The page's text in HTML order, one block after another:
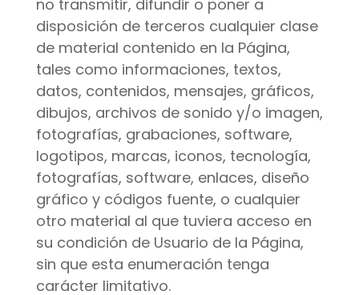
no transmitir, difundir o poner a
disposición de terceros cualquier clase
de material contenido en la Página,
tales como informaciones, textos,
datos, contenidos, mensajes, gráficos,
dibujos, archivos de sonido y/o imagen,
fotografías, grabaciones, software,
logotipos, marcas, iconos, tecnología,
fotografías, software, enlaces, diseño
gráfico y códigos fuente, o cualquier
otro material al que tuviera acceso en
su condición de Usuario de la Página,
sin que esta enumeración tenga
carácter limitativo.